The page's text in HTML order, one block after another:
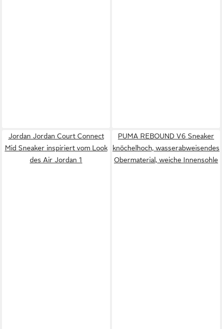
Jordan Jordan Court Connect
Mid Sneaker inspiriert vom Look
des Air Jordan 1
PUMA REBOUND V6 Sneaker
knöchelhoch, wasserabweisendes
Obermaterial, weiche Innensohle